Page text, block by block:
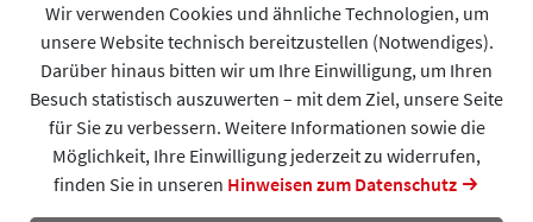
Wir verwenden Cookies und ähnliche Technologien, um
unsere Website technisch bereitzustellen (Notwendiges).
Darüber hinaus bitten wir um Ihre Einwilligung, um Ihren
Besuch statistisch auszuwerten – mit dem Ziel, unsere Seite
für Sie zu verbessern. Weitere Informationen sowie die
Möglichkeit, Ihre Einwilligung jederzeit zu widerrufen,
finden Sie in unseren Hinweisen zum Datenschutz
Impressum
Allgemeine Geschäftsbedingungen (AGB)
Datenschutzerklärung
Spendenformular
DAlzG © 2026